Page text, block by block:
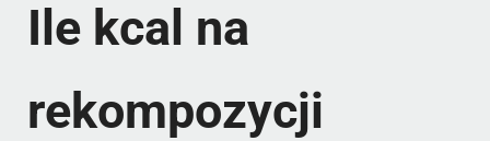
Ile kcal na
rekompozycji